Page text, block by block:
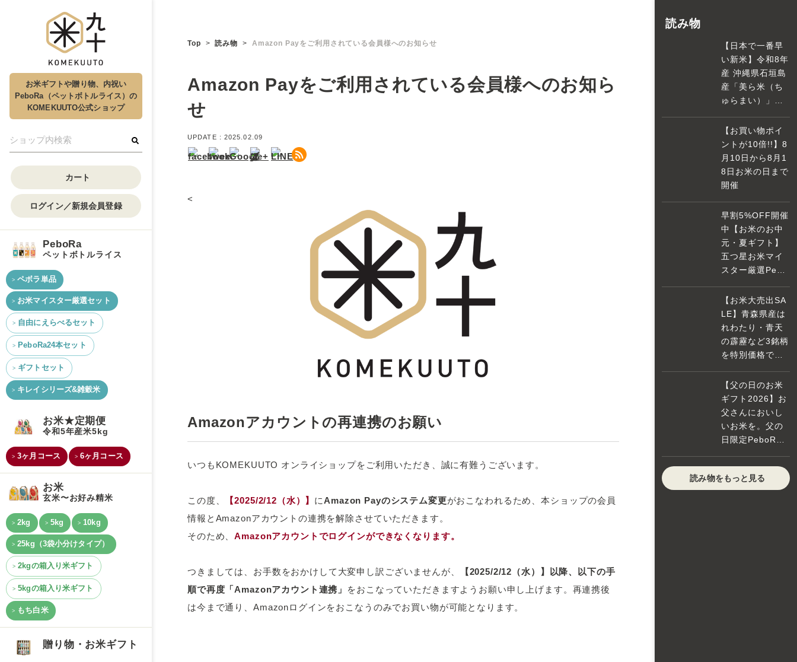
お米ギフトや贈り物、内祝い
PeboRa（ペットボトルライス）の
KOMEKUUTO公式ショップ
カート
ログイン／新規会員登録
PeboRa
ペットボトルライス
ペボラ単品
お米マイスター厳選セット
自由にえらべるセット
PeboRa24本セット
ギフトセット
キレイシリーズ&雑穀米
お米★定期便
令和5年産米5kg
3ヶ月コース 6ヶ月コース
お米
玄米〜お好み精米
2kg 5kg 10kg
25kg（3袋小分けタイプ）
2kgの箱入り米ギフト
5kgの箱入り米ギフト
もち白米
贈り物・お米ギフト
Top 読み物 Amazon Payをご利用されている会員様へのお知らせ
Amazon Payをご利用されている会員様へのお知ら
せ
UPDATE : 2025.02.09
<
Amazonアカウントの再連携のお願い
いつもKOMEKUUTO オンライショップをご利用いただき、誠に有難うございます。
この度、 【2025/2/12（水）】 にAmazon Payのシステム変更がおこなわれるため、本ショップの会員
情報とAmazonアカウントの連携を解除させていただきます。
そのため、Amazonアカウントでログインができなくなります。
つきましては、お手数をおかけして大変申し訳ございませんが、
【2025/2/12（水）】以降、以下の手
順で再度「Amazonアカウント連携」
をおこなっていただきますようお願い申し上げます。再連携後
は今まで通り、Amazonログインをおこなうのみでお買い物が可能となります。
読み物
【日本で一番早
い新米】令和8年
産 沖縄県石垣島
産「美ら米（ち
ゅらまい）」到
【お買い物ポイ
ントが10倍!!】8
月10日から8月1
8日お米の日まで
開催
早割5%OFF開催
中【お米のお中
元・夏ギフト】
五つ星お米マイ
スター厳選Pebo
【お米大売出SA
LE】青森県産は
れわたり・青天
の霹靂など3銘柄
を特別価格で大
【父の日のお米
ギフト2026】お
父さんにおいし
いお米を。父の
日限定PeboRa
読み物をもっと見る